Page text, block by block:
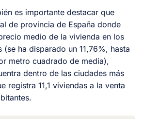
es importante destacar que
de provincia de España donde
medio de la vivienda en los
(se ha disparado un 11,76%, hasta
metro cuadrado de media),
dentro de las ciudades más
registra 11,1 viviendas a la venta